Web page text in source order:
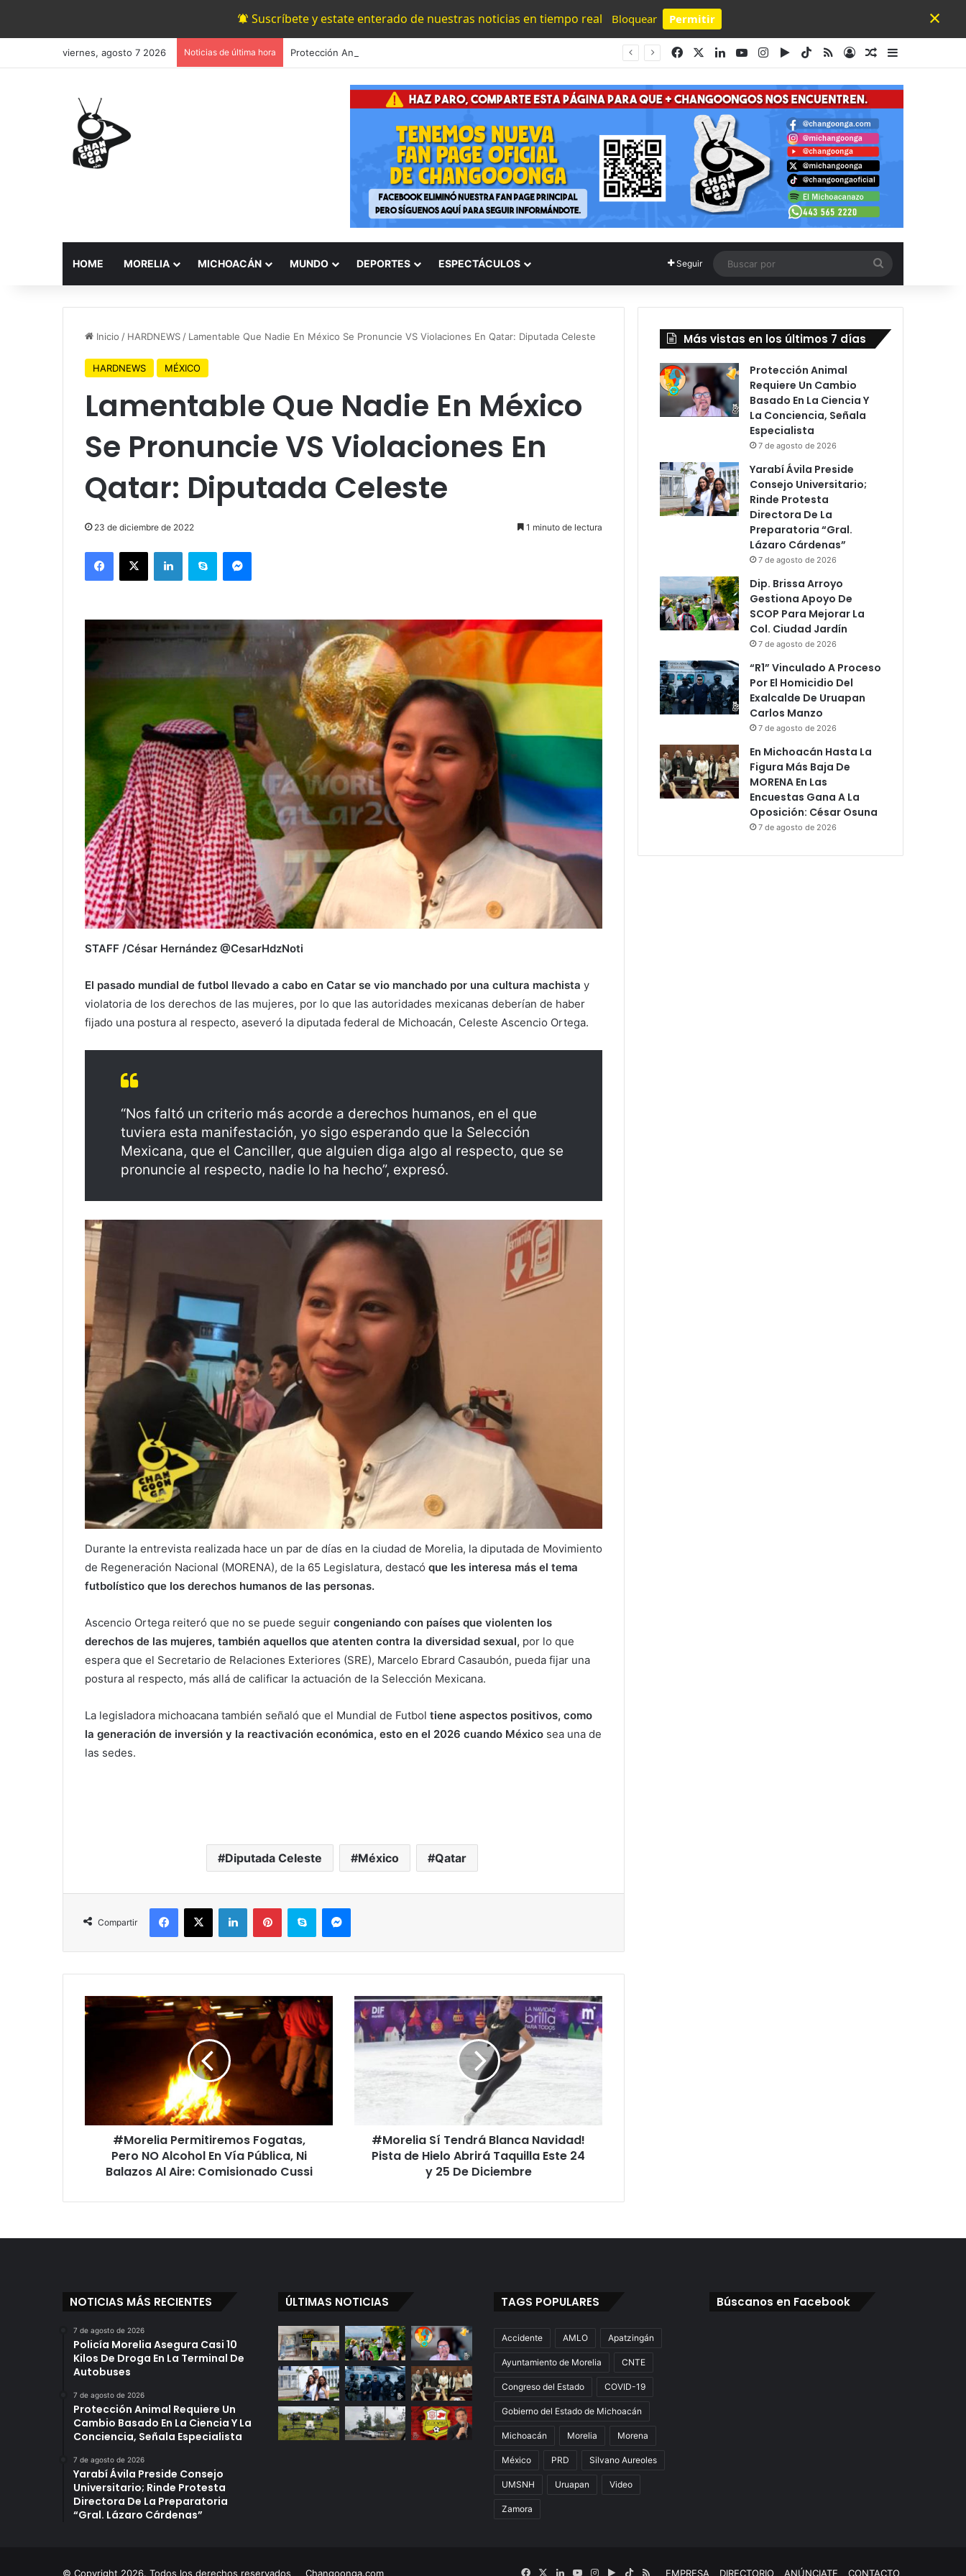
Suscríbete y estate enterado de nuestras noticias en tiempo real Bloquear Permitir
Powered by SendPulse
×
viernes, agosto 7 2026 Noticias de última hora FacebookLinkedInYouTubeInstagram
Google Play
TikTok
RSSAccesoPublicación al
Barra lateral
HOME MORELIA MICHOACÁN MUNDO DEPORTES ESPECTÁCULOS Seguir
por
Inicio / HARDNEWS / Lamentable Que Nadie En México Se Pronuncie VS Violaciones En Qatar: Diputada Celeste
HARDNEWS MÉXICO
Lamentable Que Nadie En México
Se Pronuncie VS Violaciones En
Qatar: Diputada Celeste
23 de diciembre de 2022 1 minuto de lectura
Facebook
X LinkedInSkype Messenger
STAFF /César Hernández @CesarHdzNoti
El pasado mundial de futbol llevado a cabo en Catar se vio manchado por una cultura machista y
violatoria de los derechos de las mujeres, por lo que las autoridades mexicanas deberían de haber
fijado una postura al respecto, aseveró la diputada federal de Michoacán, Celeste Ascencio Ortega.
“Nos faltó un criterio más acorde a derechos humanos, en el que
tuviera esta manifestación, yo sigo esperando que la Selección
Mexicana, que el Canciller, que alguien diga algo al respecto, que se
pronuncie al respecto, nadie lo ha hecho”, expresó.
Durante la entrevista realizada hace un par de días en la ciudad de Morelia, la diputada de Movimiento
de Regeneración Nacional (MORENA), de la 65 Legislatura, destacó que les interesa más el tema
futbolístico que los derechos humanos de las personas.
Ascencio Ortega reiteró que no se puede seguir congeniando con países que violenten los
derechos de las mujeres, también aquellos que atenten contra la diversidad sexual, por lo que
espera que el Secretario de Relaciones Exteriores (SRE), Marcelo Ebrard Casaubón, pueda fijar una
postura al respecto, más allá de calificar la actuación de la Selección Mexicana.
La legisladora michoacana también señaló que el Mundial de Futbol tiene aspectos positivos, como
la generación de inversión y la reactivación económica, esto en el 2026 cuando México sea una de
las sedes.
Diputada Celeste México Qatar
Compartir
Facebook
X LinkedInPinterestSkype Messenger
#Morelia
Permitiremos
Pública,
Balazos
#Morelia Permitiremos Fogatas,
Pero NO Alcohol En Vía Pública, Ni
Balazos Al Aire: Comisionado Cussi
#Morelia
Sí
Tendrá
Blanca
Taquilla
Este
#Morelia Sí Tendrá Blanca Navidad!
Pista de Hielo Abrirá Taquilla Este 24
y 25 De Diciembre
Más vistas en los últimos 7 días
Protección Animal
Requiere Un Cambio
Basado En La Ciencia Y
La Conciencia, Señala
Especialista
7 de agosto de 2026
Yarabí Ávila Preside
Consejo Universitario;
Rinde Protesta
Directora De La
Preparatoria “Gral.
Lázaro Cárdenas”
7 de agosto de 2026
Dip. Brissa Arroyo
Gestiona Apoyo De
SCOP Para Mejorar La
Col. Ciudad Jardín
7 de agosto de 2026
“R1” Vinculado A Proceso
Por El Homicidio Del
Exalcalde De Uruapan
Carlos Manzo
7 de agosto de 2026
En Michoacán Hasta La
Figura Más Baja De
MORENA En Las
Encuestas Gana A La
Oposición: César Osuna
7 de agosto de 2026
NOTICIAS MÁS RECIENTES
7 de agosto de 2026
Policía Morelia Asegura Casi 10
Kilos De Droga En La Terminal De
Autobuses
7 de agosto de 2026
Protección Animal Requiere Un
Cambio Basado En La Ciencia Y La
Conciencia, Señala Especialista
7 de agosto de 2026
Yarabí Ávila Preside Consejo
Universitario; Rinde Protesta
Directora De La Preparatoria
“Gral. Lázaro Cárdenas”
ÚLTIMAS NOTICIAS TAGS POPULARES
Accidente AMLO Apatzingán
Ayuntamiento de Morelia CNTE
Congreso del Estado COVID-19
Gobierno del Estado de Michoacán
Michoacán Morelia Morena
México PRD Silvano Aureoles
UMSNH Uruapan Video
Zamora
Búscanos en Facebook
© Copyright 2026. Todos los derechos reservados Changoonga.com EMPRESA DIRECTORIO ANÚNCIATE CONTACTO
Facebook
X LinkedInYouTubeInstagram
Google
TikTokRSS